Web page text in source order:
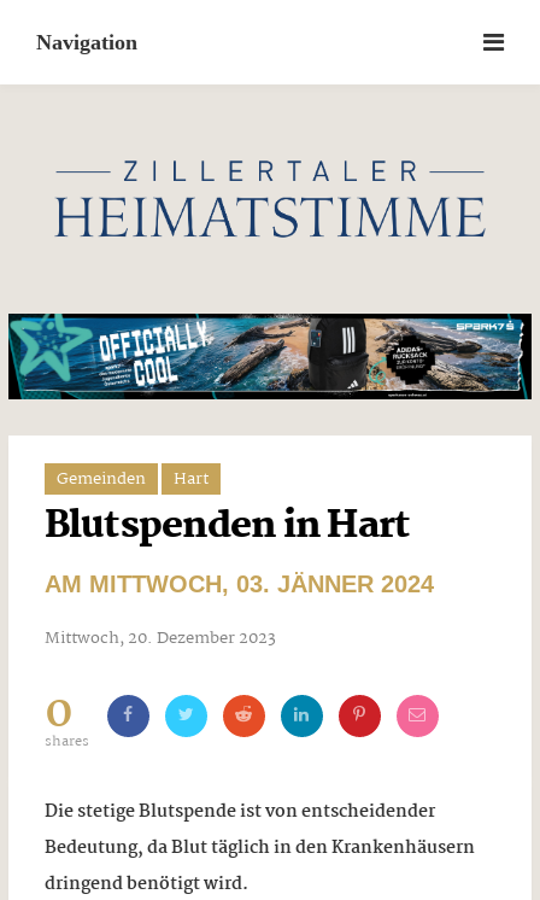
content
Gemeinden Hart
Blutspenden in Hart
AM MITTWOCH, 03. JÄNNER 2024
Mittwoch, 20. Dezember 2023
0
shares
Die stetige Blutspende ist von entscheidender
Bedeutung, da Blut täglich in den Krankenhäusern
dringend benötigt wird.